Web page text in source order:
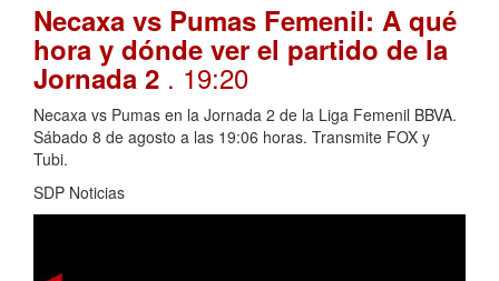
Necaxa vs Pumas Femenil: A qué
hora y dónde ver el partido de la
Jornada 2 . 19:20
Necaxa vs Pumas en la Jornada 2 de la Liga Femenil BBVA.
Sábado 8 de agosto a las 19:06 horas. Transmite FOX y
Tubi.
SDP Noticias